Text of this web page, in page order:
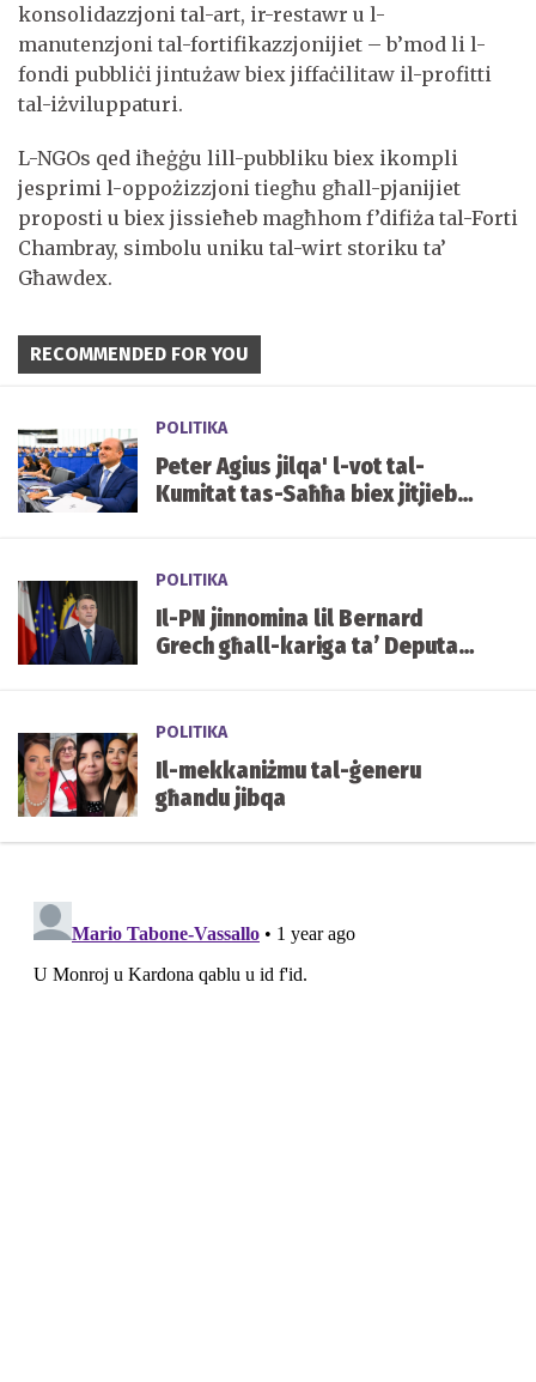
konsolidazzjoni tal-art, ir-restawr u l-
manutenzjoni tal-fortifikazzjonijiet – b’mod li l-
fondi pubbliċi jintużaw biex jiffaċilitaw il-profitti
tal-iżviluppaturi.
L-NGOs qed iħeġġu lill-pubbliku biex ikompli
jesprimi l-oppożizzjoni tiegħu għall-pjanijiet
proposti u biex jissieħeb magħhom f’difiża tal-Forti
Chambray, simbolu uniku tal-wirt storiku ta’
Għawdex.
RECOMMENDED FOR YOU
POLITIKA
Peter Agius jilqa' l-vot tal-
Kumitat tas-Saħħa biex jitjiebu
POLITIKA
Il-PN jinnomina lil Bernard
Grech għall-kariga ta’ Deputat
POLITIKA
Il-mekkaniżmu tal-ġeneru
għandu jibqa